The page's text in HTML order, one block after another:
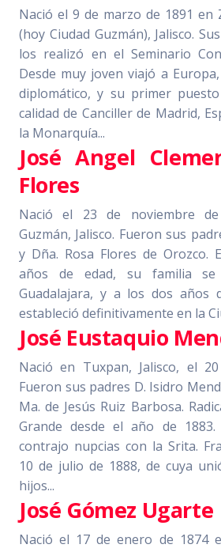
Nació el 9 de marzo de 1891 en
(hoy Ciudad Guzmán), Jalisco.
los realizó en el Seminario
Desde muy joven viajó a
diplomático, y su primer
calidad de Canciller de Madrid,
la Monarquía...
José Angel
Flores
Nació el 23 de noviembre
Guzmán, Jalisco. Fueron sus
y Dña. Rosa Flores de Orozco.
años de edad, su familia
Guadalajara, y a los dos años
estableció definitivamente en la
José Eustaquio
Nació en Tuxpan, Jalisco, el
Fueron sus padres D. Isidro
Ma. de Jesús Ruiz Barbosa.
Grande desde el año de 1883.
contrajo nupcias con la Srita.
10 de julio de 1888, de cuya
hijos...
José Gómez Ugarte
Nació el 17 de enero de 1874